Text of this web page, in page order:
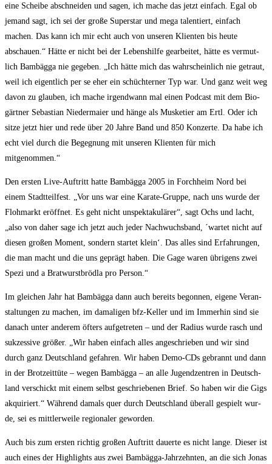
eine Schei­be abschnei­den und sagen, ich mache das jetzt ein­fach. Egal ob
jemand sagt, ich sei der gro­ße Super­star und mega talen­tiert, ein­fach
machen. Das kann ich mir echt auch von unse­ren Kli­en­ten bis heu­te
abschau­en.“ Hät­te er nicht bei der Lebens­hil­fe gear­bei­tet, hät­te es ver­mut­
lich Bam­bäg­ga nie gege­ben. „Ich hät­te mich das wahr­schein­lich nie getraut,
weil ich eigent­lich per se eher ein schüch­ter­ner Typ war. Und ganz weit weg
davon zu glau­ben, ich mache irgend­wann mal einen Pod­cast mit dem Bio­
gärt­ner Sebas­ti­an Nie­der­mai­er und hän­ge als Mus­ke­tier am Ertl. Oder ich
sit­ze jetzt hier und rede über 20 Jah­re Band und 850 Kon­zer­te. Da habe ich
echt viel durch die Begeg­nung mit unse­ren Kli­en­ten für mich
mitgenommen.“
Den ers­ten Live-Auf­tritt hat­te Bam­bäg­ga 2005 in Forch­heim Nord bei
einem Stadt­teil­fest. „Vor uns war eine Kara­te-Grup­pe, nach uns wur­de der
Floh­markt eröff­net. Es geht nicht unspek­ta­ku­lä­rer“, sagt Ochs und lacht,
„also von daher sage ich jetzt auch jeder Nach­wuchs­band, ´war­tet nicht auf
die­sen gro­ßen Moment, son­dern star­tet klein‘. Das alles sind Erfah­run­gen,
die man macht und die uns geprägt haben. Die Gage waren übri­gens zwei
Spe­zi und a Brat­wurst­bröd­la pro Person.“
Im glei­chen Jahr hat Bam­bäg­ga dann auch bereits begon­nen, eige­ne Ver­an­
stal­tun­gen zu machen, im dama­li­gen bfz-Kel­ler und im Immer­hin sind sie
danach unter ande­rem öfters auf­ge­tre­ten – und der Radi­us wur­de rasch und
suk­zes­si­ve grö­ßer. „Wir haben ein­fach alles ange­schrie­ben und wir sind
durch ganz Deutsch­land gefah­ren. Wir haben Demo-CDs gebrannt und dann
in der Brot­zeit­tü­te – wegen Bam­bäg­ga – an alle Jugend­zen­tren in Deutsch­
land ver­schickt mit einem selbst geschrie­be­nen Brief. So haben wir die Gigs
akqui­riert.“ Wäh­rend damals quer durch Deutsch­land über­all gespielt wur­
de, sei es mitt­ler­wei­le regio­na­ler geworden.
Auch bis zum ers­ten rich­tig gro­ßen Auf­tritt dau­er­te es nicht lan­ge. Die­ser ist
auch eines der High­lights aus zwei Bam­bäg­ga-Jahr­zehn­ten, an die sich Jonas